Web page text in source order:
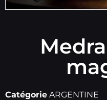
Catégorie ARGENTINE